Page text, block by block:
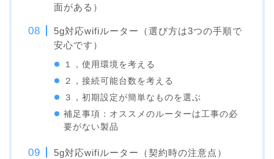
面がある）
5g対応wifiルーター（選び方は3つの手順で
安心です）
１，使用環境を考える
２，接続可能台数を考える
３，初期設定が簡単なものを選ぶ
補足事項：オススメのルーターは工事の必
要がない製品
5g対応wifiルーター（契約時の注意点）